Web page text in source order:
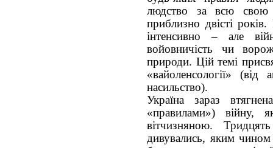
людство за всю свою
приблизно двісті
інтенсивно – але
войовничість чи
природи. Цій темі
«вайоленсології» (від
насильство).
Україна зараз
«правилами») війну,
вітчизняною.
дивувались, яким чином